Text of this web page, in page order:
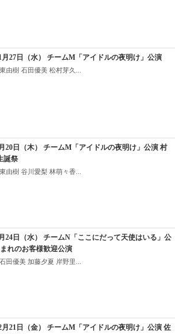
月27日（水） チームM「アイドルの夜明け」公演
由樹 石田優美 松村芽久...
20日（木） チームM「アイドルの夜明け」公演 村
誕祭
由樹 谷川愛梨 林萌々香...
24日（水） チームN「ここにだって天使はいる」公
れのお客様歓迎公演
田優美 加藤夕夏 岸野里...
月21日（金） チームM「アイドルの夜明け」公演 佐